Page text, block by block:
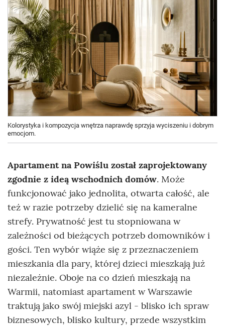
Kolorystyka i kompozycja wnętrza naprawdę sprzyja wyciszeniu i dobrym
emocjom.
Apartament na Powiślu został zaprojektowany
zgodnie z ideą wschodnich domów. Może
funkcjonować jako jednolita, otwarta całość, ale
też w razie potrzeby dzielić się na kameralne
strefy. Prywatność jest tu stopniowana w
zależności od bieżących potrzeb domowników i
gości. Ten wybór wiąże się z przeznaczeniem
mieszkania dla pary, której dzieci mieszkają już
niezależnie. Oboje na co dzień mieszkają na
Warmii, natomiast apartament w Warszawie
traktują jako swój miejski azyl - blisko ich spraw
biznesowych, blisko kultury, przede wszystkim